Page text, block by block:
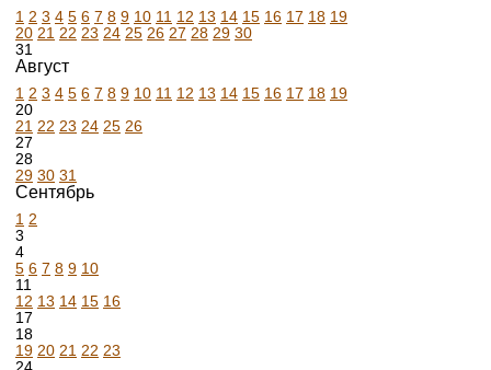
1 2 3 4 5 6 7 8 9 10 11 12 13 14 15 16 17 18 19
20 21 22 23 24 25 26 27 28 29 30
31
Август
1 2 3 4 5 6 7 8 9 10 11 12 13 14 15 16 17 18 19
20
21 22 23 24 25 26
27
28
29 30 31
Сентябрь
1 2
3
4
5 6 7 8 9 10
11
12 13 14 15 16
17
18
19 20 21 22 23